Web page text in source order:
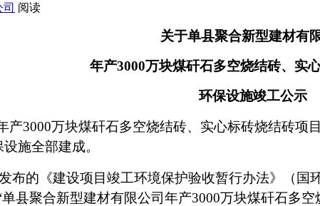
阅读
关于单县聚合新型建材有
年产3000万块煤矸石多空烧结砖、实
环保设施竣工公示
产3000万块煤矸石多空烧结砖、实心标砖烧结砖项
设施全部建成。
布的《建设项目竣工环境保护验收暂行办法》（
单县聚合新型建材有限公司年产3000万块煤矸石多